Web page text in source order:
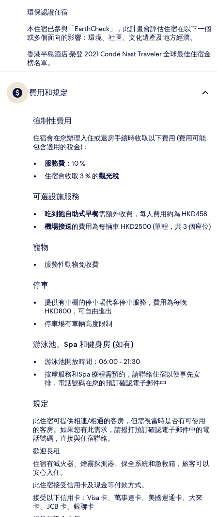
環保認證住宿
本住宿已參與「EarthCheck」，此計畫會評估住宿在以下一個
或多個面向的影響：環境、社區、文化遺產及地方經濟。
香港半島酒店 榮登 2021 Condé Nast Traveler 全球最佳住宿金
榜名單。
費用和規定
強制性費用
住宿會在您辦理入住或退房手續時收取以下費用 (費用可能
包含適用的稅金)：
服務費： 10 %
住宿會收取 3 % 的觀光稅
可選設施服務
吃到飽自助式早餐需額外收費，每人費用約為 HKD458
機場接送的費用為每輛車 HKD2500 (單程，共 3 個座位)
寵物
服務性動物免收費
停車
提供有車棚的停車場代客停車服務，費用為每晚
HKD800，可自由進出
停車場有車輛高度限制
游泳池、Spa 和健身房 (如有)
游泳池開放時間：06:00 - 21:30
按摩服務和Spa 療程需預約，請聯絡住宿以便事先安
排，電話號碼在您的預訂確認電子郵件中
規定
此住宿可提供相連/相通的客房，但需視當時是否有可使用
的客房。如果您有此需求，請撥打預訂確認電子郵件中的電
話號碼，直接與住宿聯絡。
歡迎長租
住宿有滅火器、煙霧探測器、保全系統和急救箱，旅客可以
安心入住。
此住宿接受信用卡及現金等付款方式。
接受以下信用卡：Visa 卡、萬事達卡、美國運通卡、大來
卡、JCB 卡、銀聯卡